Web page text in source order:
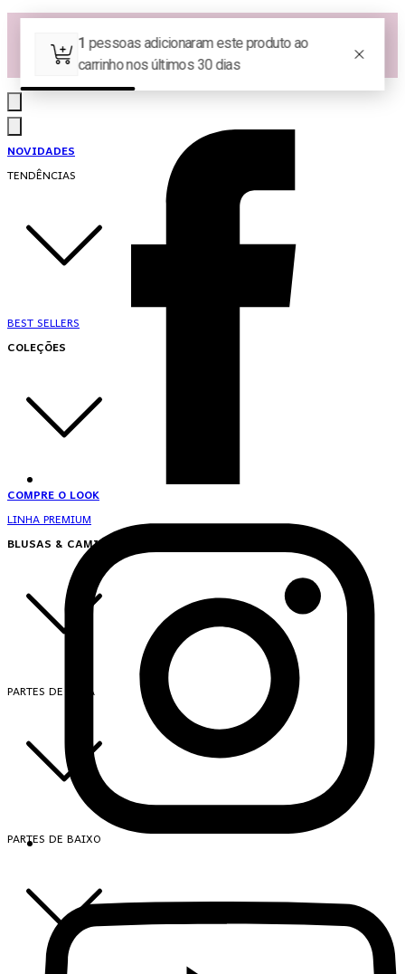
Las Queridas Club🌷 - Ganhe 5% Cashback em pontos na sua compra!
Ganhe 10% OFF na 1ª compra no App: PRIMEIRANOAPP 😍
♡ Coleção Nova: Grace in Motion ♡
NOVIDADES
TENDÊNCIAS
BEST SELLERS
COLEÇÕES
COMPRE O LOOK
LINHA PREMIUM
BLUSAS & CAMISAS
PARTES DE CIMA
PARTES DE BAIXO